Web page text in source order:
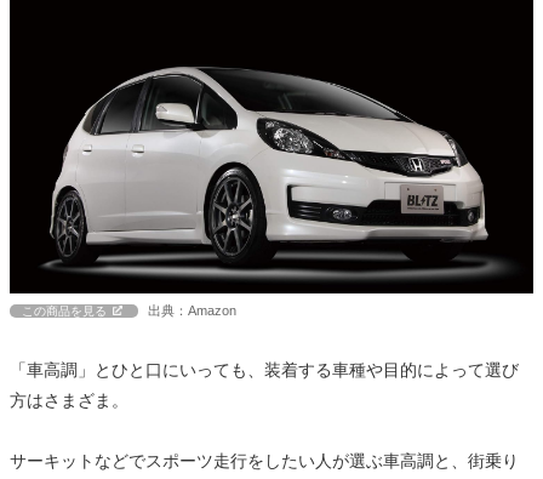
この商品を見る 出典：Amazon
「車高調」とひと口にいっても、装着する車種や目的によって選び
方はさまざま。
サーキットなどでスポーツ走行をしたい人が選ぶ車高調と、街乗り